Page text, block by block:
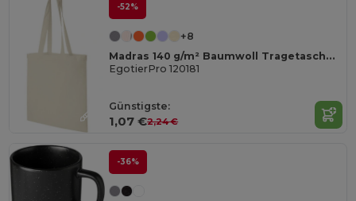
-52%
+8
Madras 140 g/m² Baumwoll Tragetasche 7L
EgotierPro 120181
Günstigste:
1,07 €2,24 €
-36%